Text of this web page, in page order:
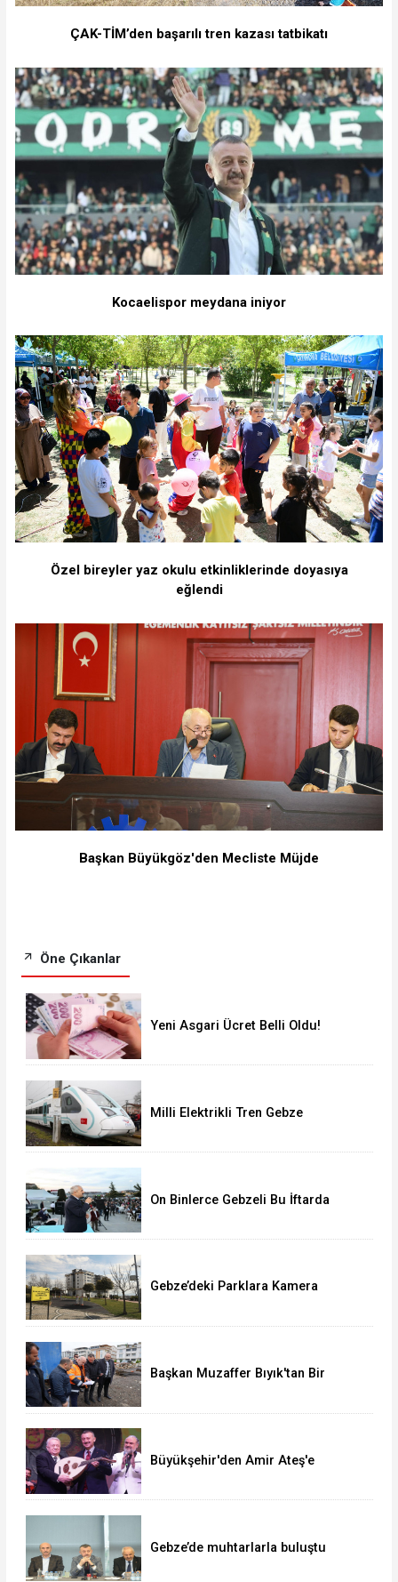
ÇAK-TİM’den başarılı tren kazası tatbikatı
Kocaelispor meydana iniyor
Özel bireyler yaz okulu etkinliklerinde doyasıya
eğlendi
Başkan Büyükgöz'den Mecliste Müjde
Öne Çıkanlar
Yeni Asgari Ücret Belli Oldu!
Milli Elektrikli Tren Gebze
On Binlerce Gebzeli Bu İftarda
Gebze’deki Parklara Kamera
Başkan Muzaffer Bıyık'tan Bir
Büyükşehir'den Amir Ateş'e
Gebze’de muhtarlarla buluştu